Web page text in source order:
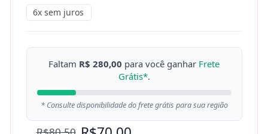
6x sem juros
Faltam R$ 280,00 para você ganhar Frete
Grátis*.
* Consulte disponibilidade do frete grátis para sua região